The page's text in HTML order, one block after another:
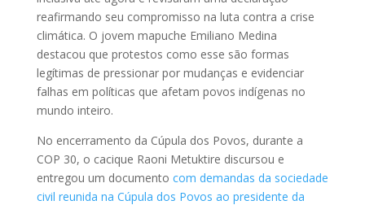
reafirmando seu compromisso na luta contra a crise
climática. O jovem mapuche Emiliano Medina
destacou que protestos como esse são formas
legítimas de pressionar por mudanças e evidenciar
falhas em políticas que afetam povos indígenas no
mundo inteiro.
No encerramento da Cúpula dos Povos, durante a
COP 30, o cacique Raoni Metuktire discursou e
entregou um documento com demandas da sociedade
civil reunida na Cúpula dos Povos ao presidente da